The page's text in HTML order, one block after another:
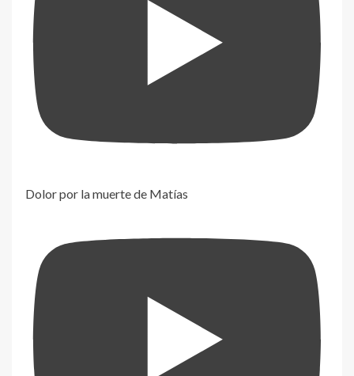
Dolor por la muerte de Matías